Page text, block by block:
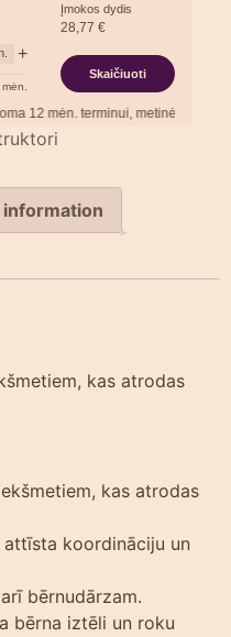
+
mėn.
Įmokos dydis
28,77 €
Skaičiuoti
mėn. terminui, metinė palūkanų
kas atrodas
kas atrodas
koordināciju un
bērnudārzam.
bērna iztēli un roku